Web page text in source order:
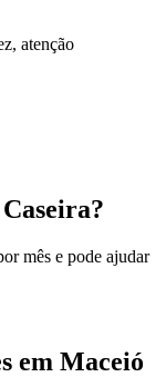
atenção
mês e pode ajudar
em Maceió